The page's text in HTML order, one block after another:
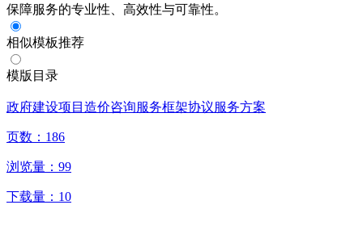
保障服务的专业性、高效性与可靠性。
相似模板推荐
模版目录
政府建设项目造价咨询服务框架协议服务方案
页数： 186
浏览量： 99
下载量： 10